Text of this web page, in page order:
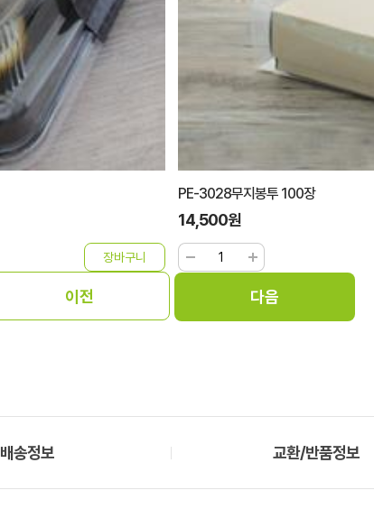
PE-3028무지봉투 100장
14,500원
배송정보 교환/반품정보